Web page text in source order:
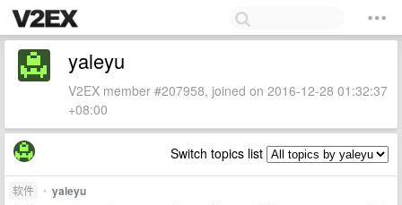
yaleyu
V2EX member #207958, joined on 2016-12-28 01:32:37
+08:00
Switch topics list
软件 • yaleyu